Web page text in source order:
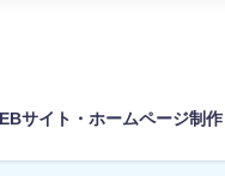
サイト・ホームページ制作